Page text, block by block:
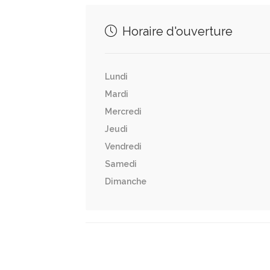
Horaire d'ouverture
Lundi
Mardi
Mercredi
Jeudi
Vendredi
Samedi
Dimanche